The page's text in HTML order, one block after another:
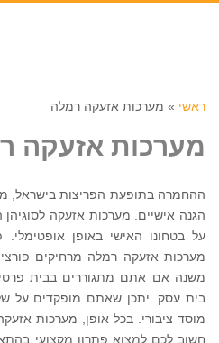
ראשי » מערכות אזעקה רמלה
מערכות אזעקה
ההחמרה בתופעת הפריצות בישראל,
הגנה אישיים. מערכות אזעקה
על בטחונו האישי באופן
מערכות אזעקה רמלה מרחיקים
משנה אם אתם מתגוררים בבית
בית עסק. יתכן שאתם מופקדים על
מוסד ציבורי. בכל אופן, מערכות
חשוב לכם למצוא פתרון מקצועי